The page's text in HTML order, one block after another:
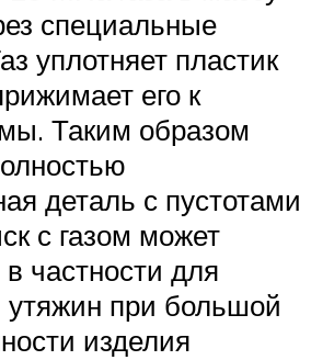
специальные
уплотняет пластик
его к
Таким образом
деталь с пустотами
с газом может
частности для
утяжин при большой
изделия